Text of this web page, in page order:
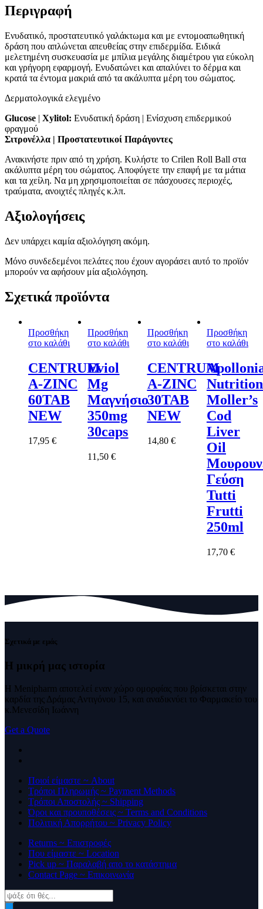
Περιγραφή
Ενυδατικό, προστατευτικό γαλάκτωμα και με εντομοαπωθητική
δράση που απλώνεται απευθείας στην επιδερμίδα. Ειδικά
μελετημένη συσκευασία με μπίλια μεγάλης διαμέτρου για εύκολη
και γρήγορη εφαρμογή. Ενυδατώνει και απαλύνει το δέρμα και
κρατά τα έντομα μακριά από τα ακάλυπτα μέρη του σώματος.
Δερματολογικά ελεγμένο
Glucose | Xylitol: Ενυδατική δράση | Eνίσχυση επιδερμικού
φραγμού
Σιτρονέλλα | Προστατευτικοί Παράγοντες
Ανακινήστε πριν από τη χρήση. Κυλήστε το Crilen Roll Ball στα
ακάλυπτα μέρη του σώματος. Αποφύγετε την επαφή με τα μάτια
και τα χείλη. Να μη χρησιμοποιείται σε πάσχουσες περιοχές,
τραύματα, ανοιχτές πληγές κ.λπ.
Αξιολογήσεις
Δεν υπάρχει καμία αξιολόγηση ακόμη.
Μόνο συνδεδεμένοι πελάτες που έχουν αγοράσει αυτό το προϊόν
μπορούν να αφήσουν μία αξιολόγηση.
Σχετικά προϊόντα
Προσθήκη
στο καλάθι
CENTRUM
A-ZINC
60TAB
NEW
17,95 €
Προσθήκη
στο καλάθι
Eviol
Mg
Μαγνήσιο
350mg
30caps
11,50€
Προσθήκη
στο καλάθι
CENTRUM
A-ZINC
30TAB
NEW
14,80 €
Προσθήκη
στο καλάθι
Nutrition
Moller’s
Cod
Liver
Oil
Γεύση
Tutti
Frutti
250ml
17,70 €
Σχετικά με εμάς
Η μικρή μας ιστορία
Η Menipharm αποτελεί εναν χώρο ομορφίας που βρίσκεται στην
καρδία της Δράμας Αντιγόνου 15, και αναδικνύει το Φαρμακείο του
κ.Μενεσίδη Ιωάννη
Get a Quote
Ποιοί είμαστε ~ About
Τρόποι Πληρωμής ~ Payment Methods
Τρόποι Αποστολής ~ Shipping
Όροι και προυποθέσεις ~ Terms and Conditions
Πολιτική Απορρήτου ~ Privacy Policy
Returns ~ Επιστροφές
Που είμαστε ~ Location
Pick up ~ Παραλαβή απο το κατάστημα
Contact Page ~ Επικοινωνία
Products
search